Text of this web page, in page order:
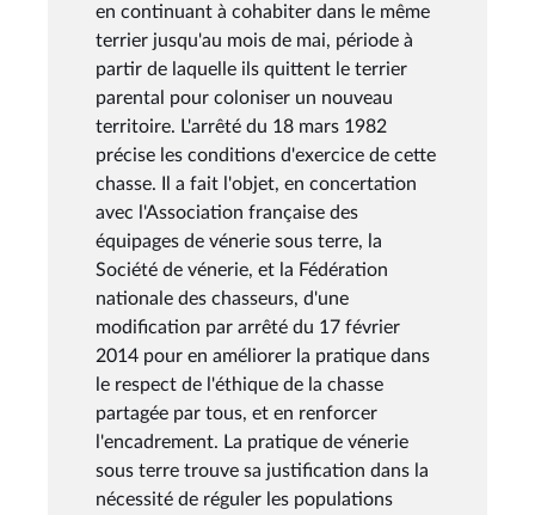
en continuant à cohabiter dans le même
terrier jusqu'au mois de mai, période à
partir de laquelle ils quittent le terrier
parental pour coloniser un nouveau
territoire. L'arrêté du 18 mars 1982
précise les conditions d'exercice de cette
chasse. Il a fait l'objet, en concertation
avec l'Association française des
équipages de vénerie sous terre, la
Société de vénerie, et la Fédération
nationale des chasseurs, d'une
modification par arrêté du 17 février
2014 pour en améliorer la pratique dans
le respect de l'éthique de la chasse
partagée par tous, et en renforcer
l'encadrement. La pratique de vénerie
sous terre trouve sa justification dans la
nécessité de réguler les populations